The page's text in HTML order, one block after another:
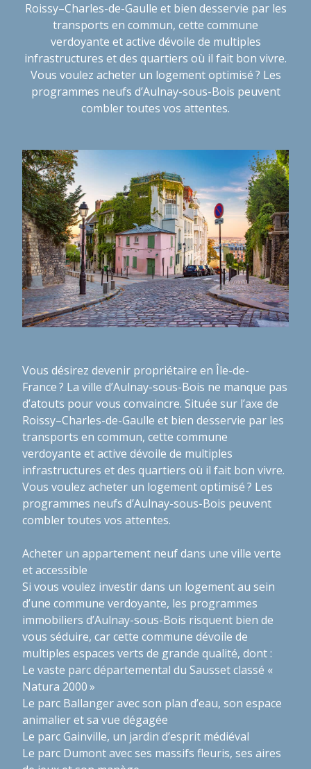
Roissy–Charles-de-Gaulle et bien desservie par les
transports en commun, cette commune
verdoyante et active dévoile de multiples
infrastructures et des quartiers où il fait bon vivre.
Vous voulez acheter un logement optimisé ? Les
programmes neufs d’Aulnay-sous-Bois peuvent
combler toutes vos attentes.
Vous désirez devenir propriétaire en Île-de-
France ? La ville d’Aulnay-sous-Bois ne manque pas
d’atouts pour vous convaincre. Située sur l’axe de
Roissy–Charles-de-Gaulle et bien desservie par les
transports en commun, cette commune
verdoyante et active dévoile de multiples
infrastructures et des quartiers où il fait bon vivre.
Vous voulez acheter un logement optimisé ? Les
programmes neufs d’Aulnay-sous-Bois peuvent
combler toutes vos attentes.
Acheter un appartement neuf dans une ville verte
et accessible
Si vous voulez investir dans un logement au sein
d’une commune verdoyante, les programmes
immobiliers d’Aulnay-sous-Bois risquent bien de
vous séduire, car cette commune dévoile de
multiples espaces verts de grande qualité, dont :
Le vaste parc départemental du Sausset classé «
Natura 2000 »
Le parc Ballanger avec son plan d’eau, son espace
animalier et sa vue dégagée
Le parc Gainville, un jardin d’esprit médiéval
Le parc Dumont avec ses massifs fleuris, ses aires